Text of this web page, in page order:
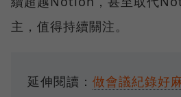
主，值得持續關注。
延伸閱讀： 做會議紀錄好